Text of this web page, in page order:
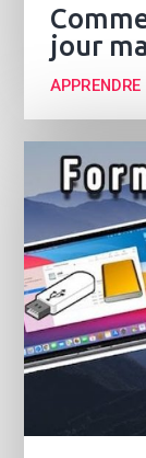
jour
APPRENDRE